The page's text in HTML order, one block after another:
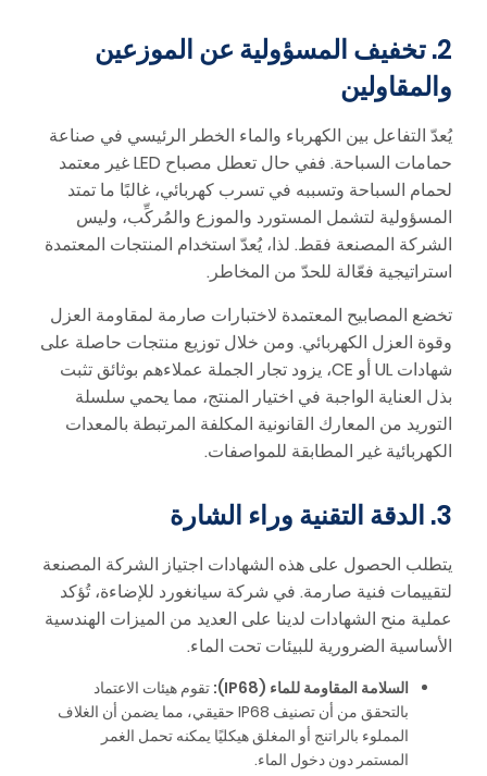
2. تخفيف المسؤولية عن الموزعين
والمقاولين
يُعدّ التفاعل بين الكهرباء والماء الخطر الرئيسي في صناعة
حمامات السباحة. ففي حال تعطل مصباح LED غير معتمد
لحمام السباحة وتسببه في تسرب كهربائي، غالبًا ما تمتد
المسؤولية لتشمل المستورد والموزع والمُركِّب، وليس
الشركة المصنعة فقط. لذا، يُعدّ استخدام المنتجات المعتمدة
استراتيجية فعّالة للحدّ من المخاطر.
تخضع المصابيح المعتمدة لاختبارات صارمة لمقاومة العزل
وقوة العزل الكهربائي. ومن خلال توزيع منتجات حاصلة على
شهادات UL أو CE، يزود تجار الجملة عملاءهم بوثائق تثبت
بذل العناية الواجبة في اختيار المنتج، مما يحمي سلسلة
التوريد من المعارك القانونية المكلفة المرتبطة بالمعدات
الكهربائية غير المطابقة للمواصفات.
3. الدقة التقنية وراء الشارة
يتطلب الحصول على هذه الشهادات اجتياز الشركة المصنعة
لتقييمات فنية صارمة. في شركة سيانغورد للإضاءة، تُؤكد
عملية منح الشهادات لدينا على العديد من الميزات الهندسية
الأساسية الضرورية للبيئات تحت الماء.
السلامة المقاومة للماء (IP68):
تقوم هيئات الاعتماد
بالتحقق من أن تصنيف IP68 حقيقي، مما يضمن أن الغلاف
المملوء بالراتنج أو المغلق هيكليًا يمكنه تحمل الغمر
المستمر دون دخول الماء.